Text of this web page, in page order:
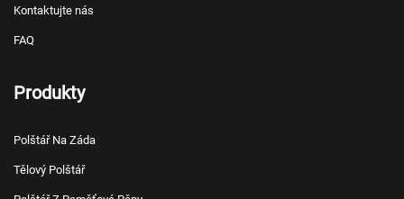
Kontaktujte nás
FAQ
Produkty
Polštář Na Záda
Tělový Polštář